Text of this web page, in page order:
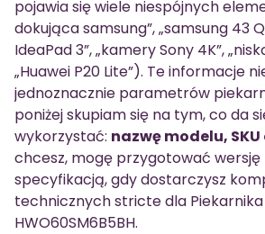
pojawia się wiele niespójnych
dokująca samsung”, „samsung 43
IdeaPad 3”, „kamery Sony 4K”,
„Huawei P20 Lite”). Te informacje
jednoznacznie parametrów
poniżej skupiam się na tym, co da
wykorzystać: nazwę modelu,
chcesz, mogę przygotować wersję
specyfikacją, gdy dostarczysz
technicznych stricte dla
HWO60SM6B5BH.